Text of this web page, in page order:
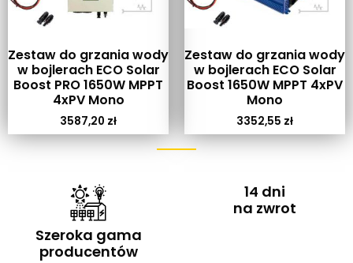
Zestaw do grzania wody
w bojlerach ECO Solar
Boost PRO 1650W MPPT
4xPV Mono
3587,20 zł
Zestaw do grzania wody
w bojlerach ECO Solar
Boost 1650W MPPT 4xPV
Mono
3352,55 zł
Szeroka gama
producentów
14 dni
na zwrot